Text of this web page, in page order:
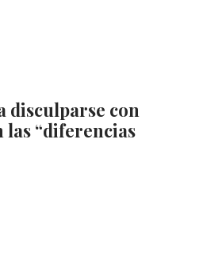
disculparse con
las “diferencias